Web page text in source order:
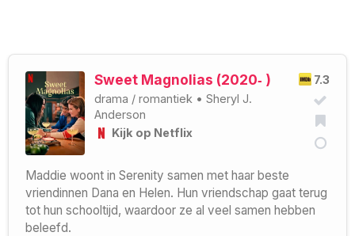
7.3
Sweet Magnolias (2020‑ )
drama / romantiek • Sheryl J.
Anderson
Kijk op Netflix
Maddie woont in Serenity samen met haar beste
vriendinnen Dana en Helen. Hun vriendschap gaat terug
tot hun schooltijd, waardoor ze al veel samen hebben
beleefd.